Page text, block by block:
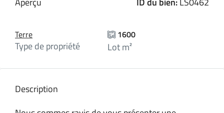
Terre
Type de propriété
1600
Lot m²
Description